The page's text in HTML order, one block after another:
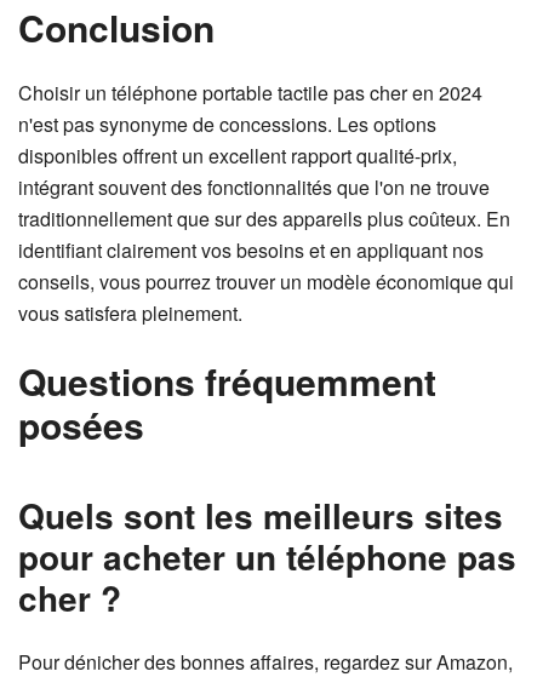
Conclusion
Choisir un téléphone portable tactile pas cher en 2024
n'est pas synonyme de concessions. Les options
disponibles offrent un excellent rapport qualité-prix,
intégrant souvent des fonctionnalités que l'on ne trouve
traditionnellement que sur des appareils plus coûteux. En
identifiant clairement vos besoins et en appliquant nos
conseils, vous pourrez trouver un modèle économique qui
vous satisfera pleinement.
Questions fréquemment
posées
Quels sont les meilleurs sites
pour acheter un téléphone pas
cher ?
Pour dénicher des bonnes affaires, regardez sur Amazon,